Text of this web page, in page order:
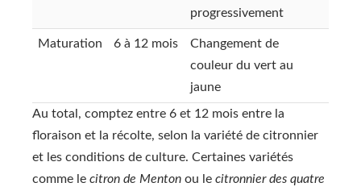
progressivement
Maturation 6 à 12 mois
Changement de
couleur du vert au
jaune
Au total, comptez entre 6 et 12 mois entre la
floraison et la récolte, selon la variété de citronnier
et les conditions de culture. Certaines variétés
comme le citron de Menton ou le citronnier des quatre